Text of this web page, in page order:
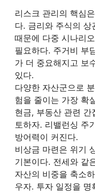
리스크 관리의 핵심
다. 금리와 주식의 상
때문에 다중 시나리
필요하다. 주거비 부
가 더 중요해지고 보
있다.
다양한 자산군으로
험을 줄이는 가장 확
현금, 부동산 관련 간
토하자. 리밸런싱 주
방어력이 커진다.
비상금 마련은 위기
기본이다. 전세와 같
자산의 비중을 축소
우자. 투자 일정을